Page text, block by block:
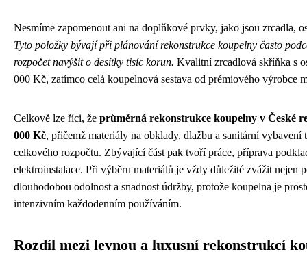
Nesmíme zapomenout ani na doplňkové prvky, jako jsou zrcadla,
Tyto položky bývají při plánování rekonstrukce koupelny často
rozpočet navýšit o desítky tisíc korun. Kvalitní zrcadlová skříňka s
000 Kč, zatímco celá koupelnová sestava od prémiového výrobce
Celkově lze říci, že průměrná rekonstrukce koupelny v České
000 Kč, přičemž materiály na obklady, dlažbu a sanitární
celkového rozpočtu. Zbývající část pak tvoří práce, příprava
elektroinstalace. Při výběru materiálů je vždy důležité zvážit nejen
dlouhodobou odolnost a snadnost údržby, protože koupelna je
intenzivním každodenním používáním.
Rozdíl mezi levnou a luxusní rekonstrukcí